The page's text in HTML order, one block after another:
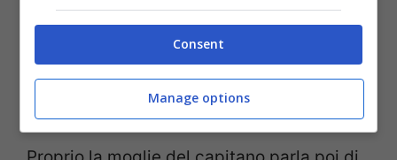
Consent
Manage options